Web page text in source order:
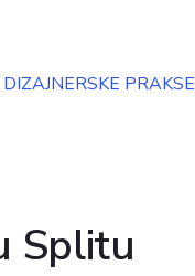
PRAKSE
Splitu